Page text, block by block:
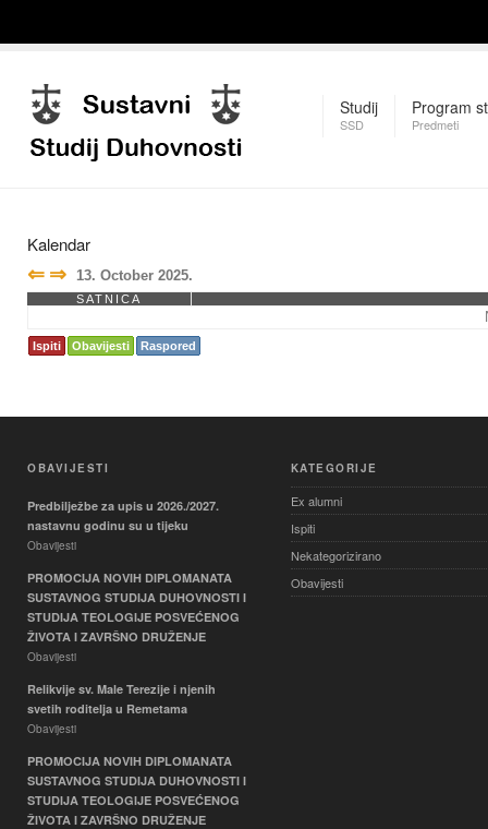
Studij
SSD
Program
Predmeti
Kalendar
⇐ ⇒ 13. October 2025.
SATNICA
Ispiti Obavijesti Raspored
OBAVIJESTI
Predbilježbe za upis u 2026./2027.
nastavnu godinu su u tijeku
Obavijesti
PROMOCIJA NOVIH DIPLOMANATA
SUSTAVNOG STUDIJA DUHOVNOSTI I
STUDIJA TEOLOGIJE POSVEĆENOG
ŽIVOTA I ZAVRŠNO DRUŽENJE
Obavijesti
Relikvije sv. Male Terezije i njenih
svetih roditelja u Remetama
Obavijesti
PROMOCIJA NOVIH DIPLOMANATA
SUSTAVNOG STUDIJA DUHOVNOSTI I
STUDIJA TEOLOGIJE POSVEĆENOG
ŽIVOTA I ZAVRŠNO DRUŽENJE
KATEGORIJE
Ex alumni
Ispiti
Nekategorizirano
Obavijesti